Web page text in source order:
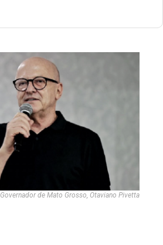
Governador de Mato Grosso, Otaviano Pivetta